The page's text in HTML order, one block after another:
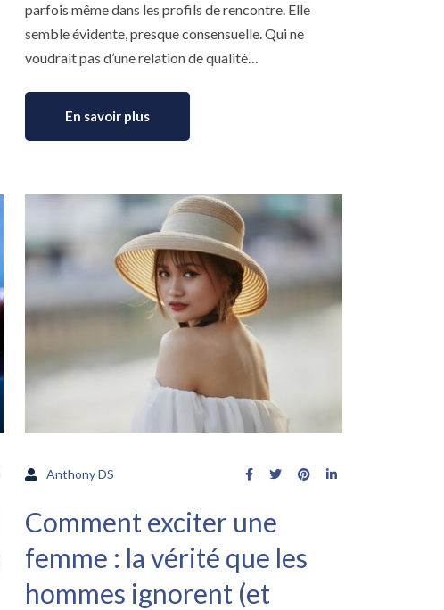
parfois même dans les profils de rencontre. Elle
semble évidente, presque consensuelle. Qui ne
voudrait pas d’une relation de qualité…
En savoir plus
Anthony DS
Comment exciter une
femme : la vérité que les
hommes ignorent (et